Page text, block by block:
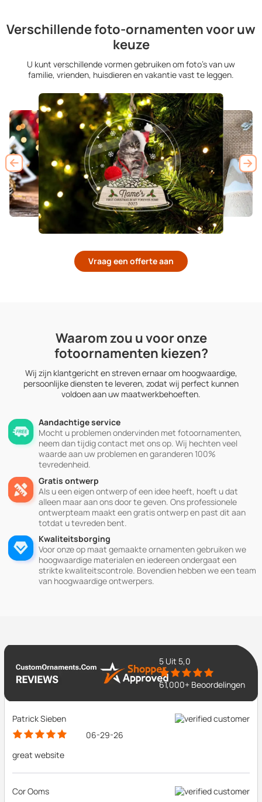
Verschillende foto-ornamenten voor uw
keuze
U kunt verschillende vormen gebruiken om foto's van uw
familie, vrienden, huisdieren en vakantie vast te leggen.
Vraag een offerte aan
Waarom zou u voor onze
fotoornamenten kiezen?
Wij zijn klantgericht en streven ernaar om hoogwaardige,
persoonlijke diensten te leveren, zodat wij perfect kunnen
voldoen aan uw maatwerkbehoeften.
Aandachtige service
Mocht u problemen ondervinden met fotoornamenten,
neem dan tijdig contact met ons op. Wij hechten veel
waarde aan uw problemen en garanderen 100%
tevredenheid.
Gratis ontwerp
Als u een eigen ontwerp of een idee heeft, hoeft u dat
alleen maar aan ons door te geven. Ons professionele
ontwerpteam maakt een gratis ontwerp en past dit aan
totdat u tevreden bent.
Kwaliteitsborging
Voor onze op maat gemaakte ornamenten gebruiken we
hoogwaardige materialen en iedereen ondergaat een
strikte kwaliteitscontrole. Bovendien hebben we een team
van hoogwaardige ontwerpers.
5 Uit 5,0
61,000+ Beoordelingen
Patrick Sieben
06-29-26
great website
Cor Ooms